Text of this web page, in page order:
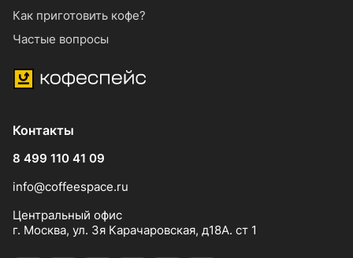
Как приготовить кофе?
Частые вопросы
Контакты
8 499 110 41 09
info@coffeespace.ru
Центральный офис
г. Москва, ул. 3я Карачаровская, д18А. ст 1